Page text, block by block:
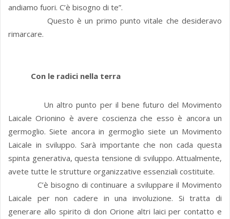
andiamo fuori. C’è bisogno di te”.
Questo è un primo punto vitale che desideravo
rimarcare.
Con le radici nella terra
Un altro punto per il bene futuro del Movimento
Laicale Orionino è avere coscienza che esso è ancora un
germoglio. Siete ancora in germoglio siete un Movimento
Laicale in sviluppo. Sarà importante che non cada questa
spinta generativa, questa tensione di sviluppo. Attualmente,
avete tutte le strutture organizzative essenziali costituite.
C’è bisogno di continuare a sviluppare il Movimento
Laicale per non cadere in una involuzione. Si tratta di
generare allo spirito di don Orione altri laici per contatto e